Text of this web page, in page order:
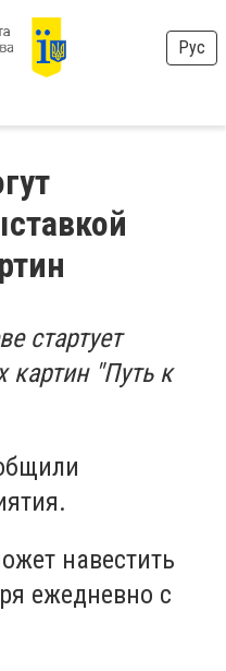
Рус
стартует
"Путь к
навестить
ежедневно с